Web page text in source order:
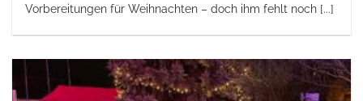
Vorbereitungen für Weihnachten – doch ihm fehlt noch [...]